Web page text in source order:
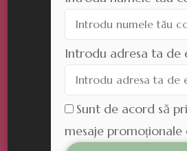
Introdu adresa ta de
Sunt de acord să
mesaje promoționale